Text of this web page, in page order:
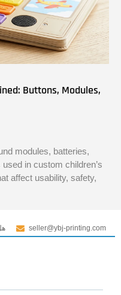
Buttons, Modules,
modules, batteries,
in custom children’s
affect usability, safety,
seller@ybj-printing.com